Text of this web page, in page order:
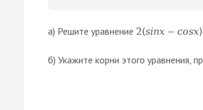
а) Решите уравнение 2(sinx − cosx)
б) Укажите корни этого уравнения,